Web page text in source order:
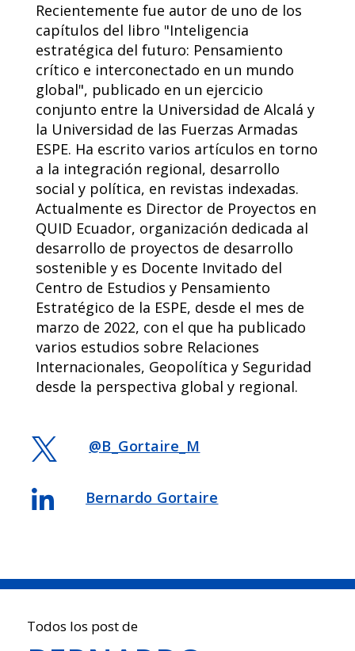
Recientemente fue autor de uno de los
capítulos del libro "Inteligencia
estratégica del futuro: Pensamiento
crítico e interconectado en un mundo
global", publicado en un ejercicio
conjunto entre la Universidad de Alcalá y
la Universidad de las Fuerzas Armadas
ESPE. Ha escrito varios artículos en torno
a la integración regional, desarrollo
social y política, en revistas indexadas.
Actualmente es Director de Proyectos en
QUID Ecuador, organización dedicada al
desarrollo de proyectos de desarrollo
sostenible y es Docente Invitado del
Centro de Estudios y Pensamiento
Estratégico de la ESPE, desde el mes de
marzo de 2022, con el que ha publicado
varios estudios sobre Relaciones
Internacionales, Geopolítica y Seguridad
desde la perspectiva global y regional.
 @B_Gortaire_M
 Bernardo Gortaire
Todos los post de